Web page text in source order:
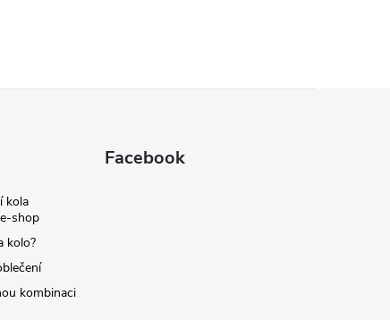
kola
shop
kolo?
kombinaci
Facebook